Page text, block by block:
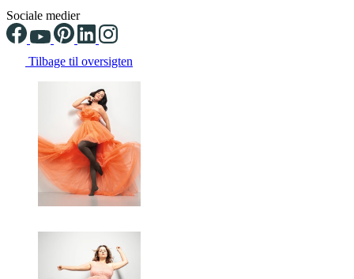
Sociale medier
Tilbage til oversigten